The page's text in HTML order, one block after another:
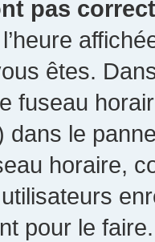
pas
êtes.
fuseau
dans le
horaire,
pour le faire.